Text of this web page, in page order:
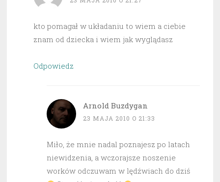
kto pomagał w układaniu to wiem a ciebie
znam od dziecka i wiem jak wyglądasz
Odpowiedz
Arnold Buzdygan
23 MAJA 2010 O 21:33
Miło, że mnie nadal poznajesz po latach
niewidzenia, a wczorajsze noszenie
worków odczuwam w lędźwiach do dziś